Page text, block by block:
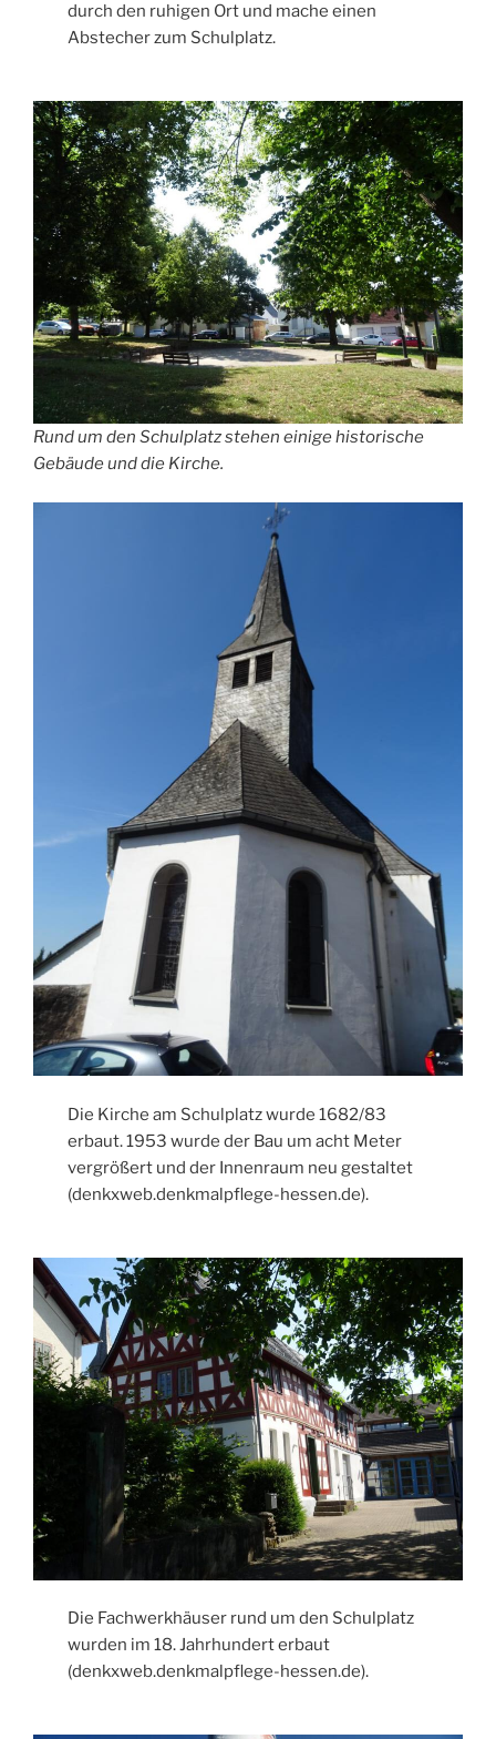
durch den ruhigen Ort und mache einen
Abstecher zum Schulplatz.
Rund um den Schulplatz stehen einige historische
Gebäude und die Kirche.
Die Kirche am Schulplatz wurde 1682/83
erbaut. 1953 wurde der Bau um acht Meter
vergrößert und der Innenraum neu gestaltet
(denkxweb.denkmalpflege-hessen.de).
Die Fachwerkhäuser rund um den Schulplatz
wurden im 18. Jahrhundert erbaut
(denkxweb.denkmalpflege-hessen.de).